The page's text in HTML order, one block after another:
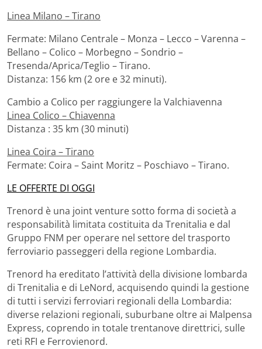
Linea Milano – Tirano
Fermate: Milano Centrale – Monza – Lecco – Varenna –
Bellano – Colico – Morbegno – Sondrio –
Tresenda/Aprica/Teglio – Tirano.
Distanza: 156 km (2 ore e 32 minuti).
Cambio a Colico per raggiungere la Valchiavenna
Linea Colico – Chiavenna
Distanza : 35 km (30 minuti)
Linea Coira – Tirano
Fermate: Coira – Saint Moritz – Poschiavo – Tirano.
LE OFFERTE DI OGGI
Trenord è una joint venture sotto forma di società a
responsabilità limitata costituita da Trenitalia e dal
Gruppo FNM per operare nel settore del trasporto
ferroviario passeggeri della regione Lombardia.
Trenord ha ereditato l’attività della divisione lombarda
di Trenitalia e di LeNord, acquisendo quindi la gestione
di tutti i servizi ferroviari regionali della Lombardia:
diverse relazioni regionali, suburbane oltre ai Malpensa
Express, coprendo in totale trentanove direttrici, sulle
reti RFI e Ferrovienord.